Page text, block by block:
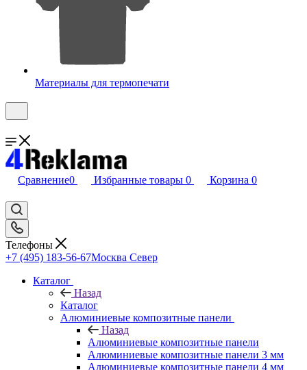
Материалы для термопечати
Сравнение0 Избранные товары 0 Корзина 0
Телефоны
+7 (495) 183-56-67Москва Север
Каталог
Назад
Каталог
Алюминиевые композитные панели
Назад
Алюминиевые композитные панели
Алюминиевые композитные панели 3 мм
Алюминиевые композитные панели 4 мм